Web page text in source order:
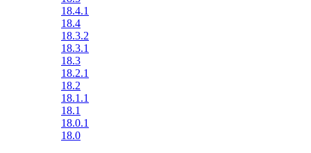
18.4.1
18.4
18.3.2
18.3.1
18.3
18.2.1
18.2
18.1.1
18.1
18.0.1
18.0